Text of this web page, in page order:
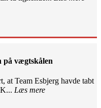
på vægtskålen
at Team Esbjerg havde tabt
Læs mere